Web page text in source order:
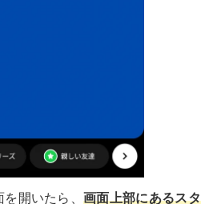
を開いたら、画面上部にあるスタ